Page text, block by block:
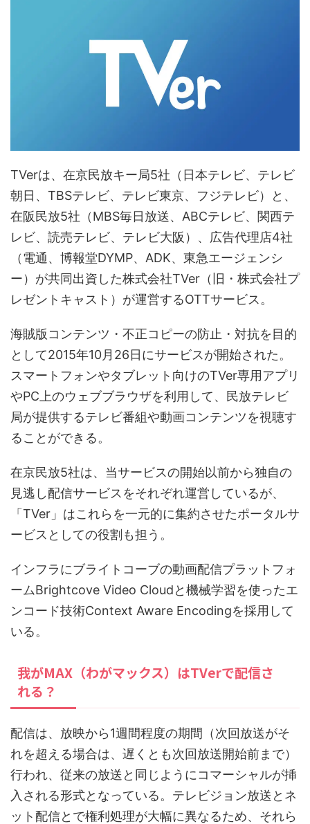
TVerは、在京民放キー局5社（日本テレビ、テレビ
朝日、TBSテレビ、テレビ東京、フジテレビ）と、
在阪民放5社（MBS毎日放送、ABCテレビ、関西テ
レビ、読売テレビ、テレビ大阪）、広告代理店4社
（電通、博報堂DYMP、ADK、東急エージェンシ
ー）が共同出資した株式会社TVer（旧・株式会社プ
レゼントキャスト）が運営するOTTサービス。
海賊版コンテンツ・不正コピーの防止・対抗を目的
として2015年10月26日にサービスが開始された。
スマートフォンやタブレット向けのTVer専用アプリ
やPC上のウェブブラウザを利用して、民放テレビ
局が提供するテレビ番組や動画コンテンツを視聴す
ることができる。
在京民放5社は、当サービスの開始以前から独自の
見逃し配信サービスをそれぞれ運営しているが、
「TVer」はこれらを一元的に集約させたポータルサ
ービスとしての役割も担う。
インフラにブライトコーブの動画配信プラットフォ
ームBrightcove Video Cloudと機械学習を使ったエ
ンコード技術Context Aware Encodingを採用して
いる。
我がMAX（わがマックス）はTVerで配信さ
れる？
配信は、放映から1週間程度の期間（次回放送がそ
れを超える場合は、遅くとも次回放送開始前まで）
行われ、従来の放送と同じようにコマーシャルが挿
入される形式となっている。テレビジョン放送とネ
ット配信とで権利処理が大幅に異なるため、それら